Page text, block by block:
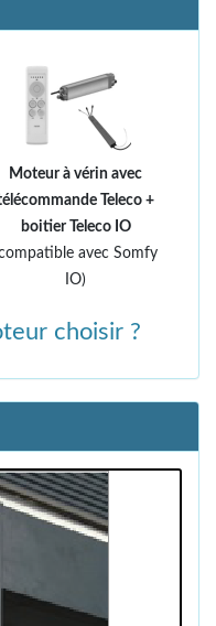
Moteur à vérin avec
Teleco +
boitier Teleco IO
avec Somfy
IO)
choisir ?